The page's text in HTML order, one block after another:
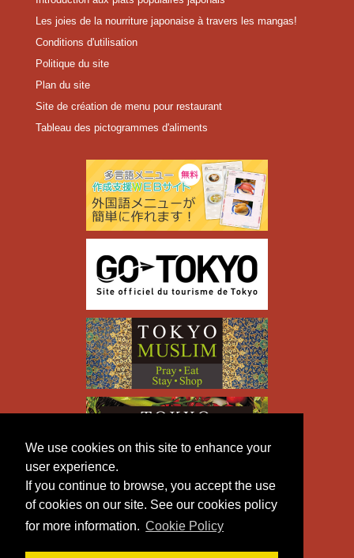
We use cookies on this site to enhance your
user experience.
If you continue to browse, you accept the use
of cookies on our site. See our cookies policy
for more information. Cookie Policy
Les joies de la nourriture japonaise à travers les mangas!
Conditions d'utilisation
Politique du site
Plan du site
Site de création de menu pour restaurant
Tableau des pictogrammes d'aliments